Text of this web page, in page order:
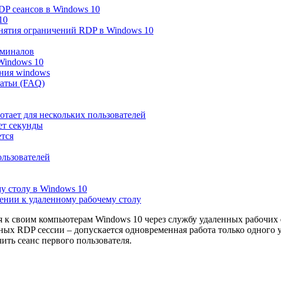
сеансов в Windows 10
ограничений RDP в Windows 10
10
windows
(FAQ)
для нескольких пользователей
секунды
столу в Windows 10
к удаленному рабочему столу
к своим компьютерам Windows 10 через службу удаленных
RDP сессии – допускается одновременная работа только
сеанс первого пользователя.